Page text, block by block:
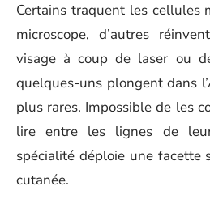
Certains traquent les cellules
microscope, d’autres
visage à coup de laser ou
quelques-uns plongent dans
plus rares. Impossible de les
lire entre les lignes de
spécialité déploie une facette
cutanée.